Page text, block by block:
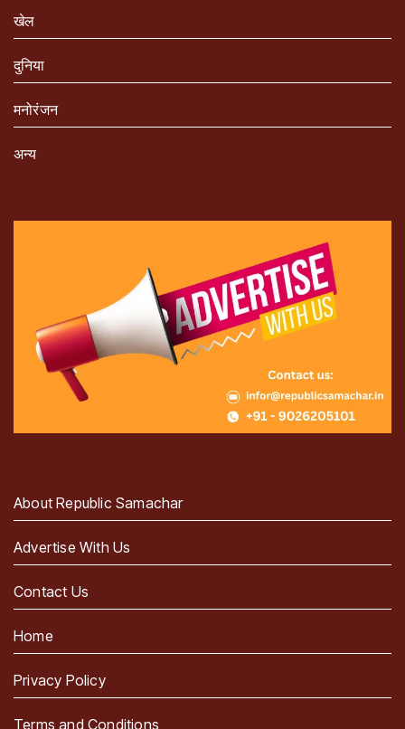
खेल
दुनिया
मनोरंजन
अन्य
About Republic Samachar
Advertise With Us
Contact Us
Home
Privacy Policy
Terms and Conditions